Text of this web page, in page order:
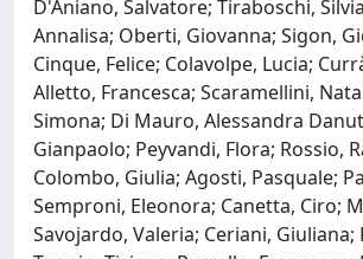
D'Aniano, Salvatore; Tiraboschi,
Annalisa; Oberti, Giovanna; Sigon,
Cinque, Felice; Colavolpe, Lucia;
Alletto, Francesca; Scaramellini,
Simona; Di Mauro, Alessandra
Gianpaolo; Peyvandi, Flora; Rossio,
Colombo, Giulia; Agosti, Pasquale;
Semproni, Eleonora; Canetta, Ciro;
Savojardo, Valeria; Ceriani, Giuliana;